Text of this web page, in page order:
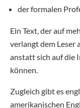
der formalen
Ein Text, der auf
verlangt dem Leser
anstatt sich auf die
können.
Zugleich gibt es
amerikanischen